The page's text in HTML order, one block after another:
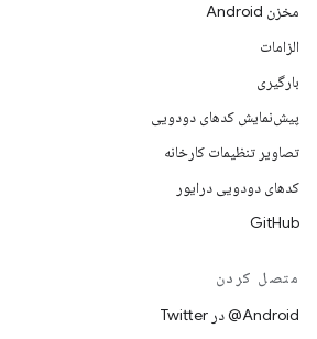
مخزن Android
الزامات
بارگیری
پیش‌نمایش کدهای دودویی
تصاویر تنظیمات کارخانه
کدهای دودویی درایور
GitHub
متصل کردن
Android@ در Twitter